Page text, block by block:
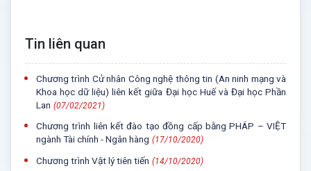
Tin liên quan
Chương trình Cử nhân Công nghệ thông tin (An ninh mạng và
Khoa học dữ liệu) liên kết giữa Đại học Huế và Đại học Phần
Lan (07/02/2021)
Chương trình liên kết đào tạo đồng cấp bằng PHÁP – VIỆT
ngành Tài chính - Ngân hàng (17/10/2020)
Chương trình Vật lý tiên tiến (14/10/2020)